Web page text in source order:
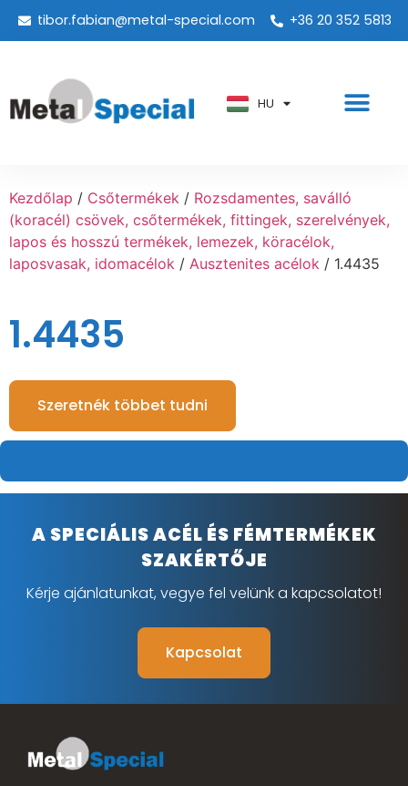
tibor.fabian@metal-special.com +36 20 352 5813
HU
PT
AR
Kezdőlap / Csőtermékek / Rozsdamentes, saválló
(koracél) csövek, csőtermékek, fittingek, szerelvények,
lapos és hosszú termékek, lemezek, köracélok,
laposvasak, idomacélok / Ausztenites acélok / 1.4435
1.4435
Szeretnék többet tudni
A SPECIÁLIS ACÉL ÉS FÉMTERMÉKEK
SZAKÉRTŐJE
Kérje ajánlatunkat, vegye fel velünk a kapcsolatot!
Kapcsolat